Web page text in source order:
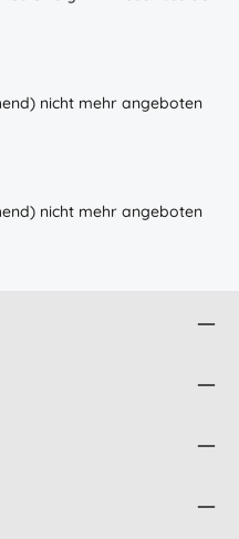
nicht mehr angeboten
nicht mehr angeboten